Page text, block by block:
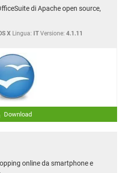
di Apache open source,
X Lingua: IT Versione: 4.1.11
Download
online da smartphone e